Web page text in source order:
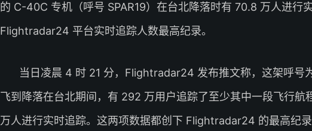
的 C-40C 专机（呼号 SPAR19）在台北降落时有 70.8 万人进行
Flightradar24 平台实时追踪人数最高纪录。
当日凌晨 4 时 21 分，Flightradar24 发布推文称，这架呼号
飞到降落在台北期间，有 292 万用户追踪了至少其中一段飞行航
万人进行实时追踪。这两项数据都创下 Flightradar24 的最高纪录